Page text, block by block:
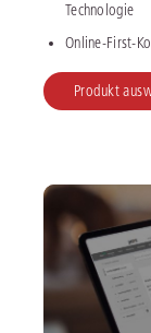
Technologie
Online-First-
Produkt